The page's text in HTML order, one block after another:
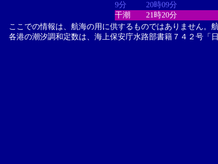
9分
20時09分
干潮
21時20分
ここでの情報は、航海の用に供するものではありません。
各港の潮汐調和定数は、海上保安庁水路部書籍７４２号「